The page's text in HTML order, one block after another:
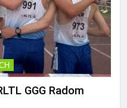
GGG Radom